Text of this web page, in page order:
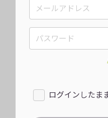
ログインしたま